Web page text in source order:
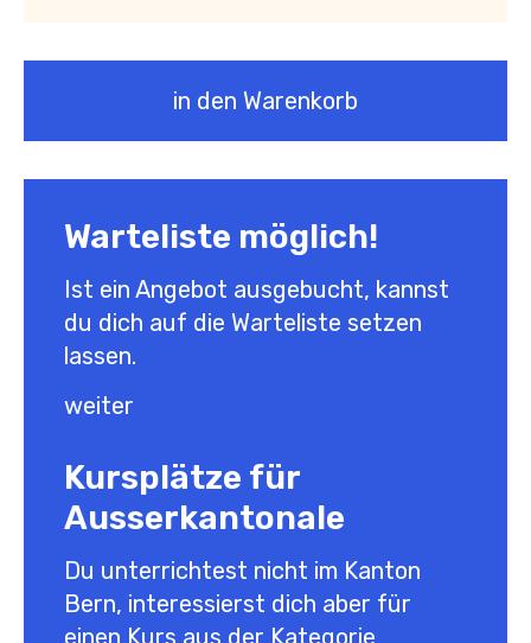
in den Warenkorb
Warteliste möglich!
Ist ein Angebot ausgebucht, kannst
du dich auf die Warteliste setzen
lassen.
Wenn du auf der Warteliste bist,
Kursplätzen nach.
Bei grosser Nachfrage wird der Kurs
verdoppelt und du wirst per Mail für
die Wiederholung angefragt.
weiter
Kursplätze für
Ausserkantonale
Du unterrichtest nicht im Kanton
Bern, interessierst dich aber für
einen Kurs aus der Kategorie